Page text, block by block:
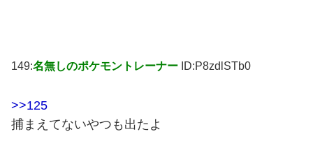
149:名無しのポケモントレーナー ID:P8zdlSTb0
>>125
捕まえてないやつも出たよ